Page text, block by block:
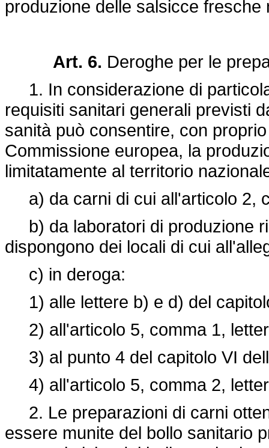
produzione delle salsicce
Art. 6. Deroghe per le
1. In considerazione di
requisiti sanitari generali previsti
sanità può consentire, con
Commissione europea, la
limitatamente al territorio
a) da carni di cui all'articolo 2,
b) da laboratori di produzione
dispongono dei locali di cui
c) in deroga:
1) alle lettere b) e d) del
2) all'articolo 5, comma 1,
3) al punto 4 del capitolo VI
4) all'articolo 5, comma 2,
2. Le preparazioni di carni
essere munite del bollo sanitario